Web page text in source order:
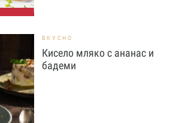
ВКУСНО
Кисело мляко с ананас и
бадеми